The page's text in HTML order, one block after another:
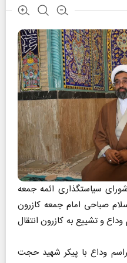
سیاستگذاری ائمه جمعه
صباحی امام جمعه کازرون
و تشییع به کازرون انتقال
وداع با پیکر شهید حجت